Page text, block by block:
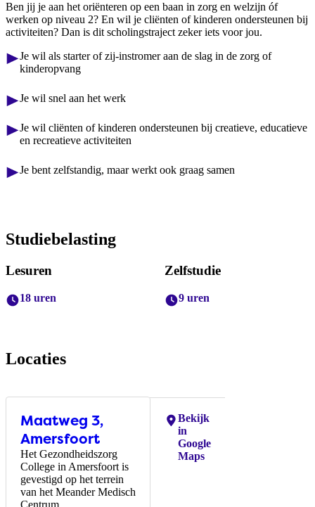
Ben jij je aan het oriënteren op een baan in zorg en welzijn óf
werken op niveau 2? En wil je cliënten of kinderen ondersteunen bij
activiteiten? Dan is dit scholingstraject zeker iets voor jou.
Je wil als starter of zij-instromer aan de slag in de zorg of
kinderopvang
Je wil snel aan het werk
Je wil cliënten of kinderen ondersteunen bij creatieve, educatieve
en recreatieve activiteiten
Je bent zelfstandig, maar werkt ook graag samen
Studiebelasting
Lesuren
18 uren
Zelfstudie
9 uren
Locaties
Maatweg 3,
Amersfoort
Het Gezondheidszorg
College in Amersfoort is
gevestigd op het terrein
van het Meander Medisch
Centrum.
Locaties:
Bekijk
in
Google
Maps